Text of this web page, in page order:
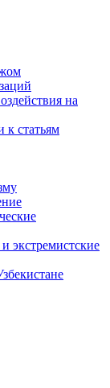
на
к статьям
экстремистские